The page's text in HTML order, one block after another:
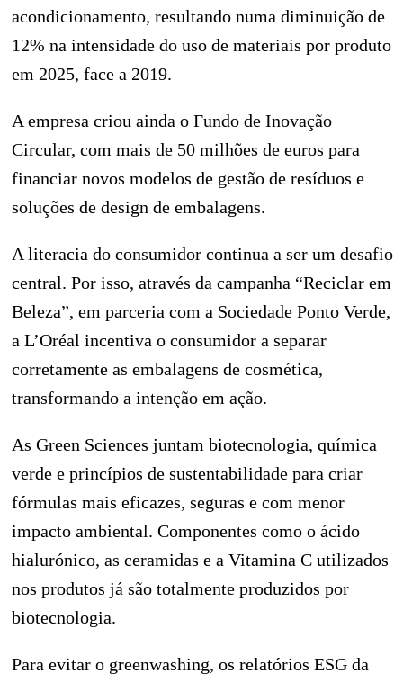
acondicionamento, resultando numa diminuição de
12% na intensidade do uso de materiais por produto
em 2025, face a 2019.
A empresa criou ainda o Fundo de Inovação
Circular, com mais de 50 milhões de euros para
financiar novos modelos de gestão de resíduos e
soluções de design de embalagens.
A literacia do consumidor continua a ser um desafio
central. Por isso, através da campanha “Reciclar em
Beleza”, em parceria com a Sociedade Ponto Verde,
a L’Oréal incentiva o consumidor a separar
corretamente as embalagens de cosmética,
transformando a intenção em ação.
As Green Sciences juntam biotecnologia, química
verde e princípios de sustentabilidade para criar
fórmulas mais eficazes, seguras e com menor
impacto ambiental. Componentes como o ácido
hialurónico, as ceramidas e a Vitamina C utilizados
nos produtos já são totalmente produzidos por
biotecnologia.
Para evitar o greenwashing, os relatórios ESG da